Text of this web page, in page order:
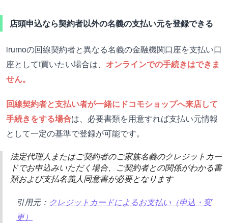
店頭申込なら契約者以外の名義の支払い元を登録できる
irumoの回線契約者と異なる名義の金融機関口座を支払い口
座としてt買いたい場合は、 オンラインでの手続きはできま
せん。
回線契約者と支払い者が一緒にドコモショップへ来店して
手続きをする場合は、必要書類を用意すれば支払い元情報
として一定の基準で登録が可能です。
法定代理人またはご契約者のご家族名義のクレジットカー
ドでお申込みいただく場合、ご契約者との関係がわかる書
類および支払名義人同意書が必要となります
引用元： クレジットカードによるお支払い（申込・変
更）